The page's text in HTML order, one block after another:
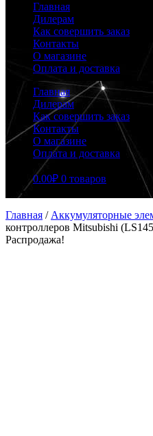
Главная
Дилерам
Как совершить заказ
Контакты
О магазине
Оплата и доставка
Главная
Дилерам
Как совершить заказ
Контакты
О магазине
Оплата и доставка
0.00₽ 0 товаров
Главная / Аккумуляторные
контроллеров Mitsubishi
Распродажа!